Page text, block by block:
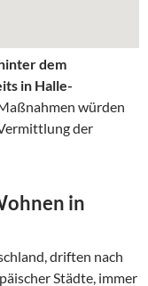
dem
in Halle-
würden
der
in
driften nach
Städte, immer